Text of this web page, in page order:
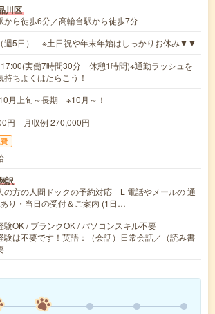
川区
から徒歩6分／高輪台駅から徒歩7分
週5日） ※土日祝や年末年始はしっかりお休み▼▼
実働7時間30分 休憩1時間)※通勤ラッシュを
持ちよくはたらこう！
月上旬～長期 ※10月～！
円 月収例 270,000円
訳
の方の人間ドックの予約対応 L 電話やメールの 通
り・当日の受付＆ご案内 (1日…
験OK / ブランクOK / パソコンスキル不要
は不要です！英語：（会話）日常会話／（読み書